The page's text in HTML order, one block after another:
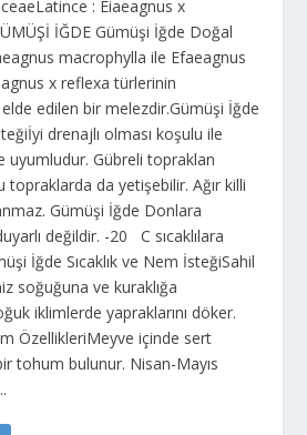
: Eiaeagnus x
İĞDE Gümüşi İğde Doğal
macrophylla ile Efaeagnus
x reflexa türlerinin
edilen bir melezdir.Gümüşi İğde
drenajlı olması koşulu ile
uyumludur. Gübreli topraklan
topraklarda da yetişebilir. Ağır killi
Gümüşi İğde Donlara
değildir. -20 C sıcaklılara
İğde Sıcaklık ve Nem İsteğiSahil
soğuğuna ve kuraklığa
iklimlerde yapraklarını döker.
ÖzellikleriMeyve içinde sert
tohum bulunur. Nisan-Mayıs